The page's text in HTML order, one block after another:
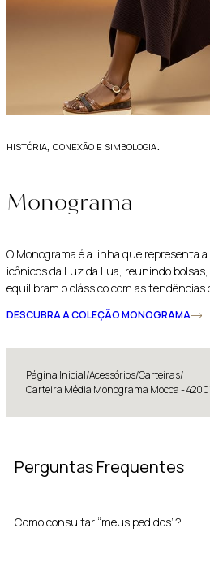
história, conexão e simbologia.
Monograma
O Monograma é a linha que representa
icônicos da Luz da Lua, reunindo
equilibram o clássico com as tendências
DESCUBRA A COLEÇÃO MONOGRAMA
Página Inicial/Acessórios/Carteiras/
Carteira Média Monograma Mocca -
Perguntas Frequentes
Como consultar “meus pedidos”?